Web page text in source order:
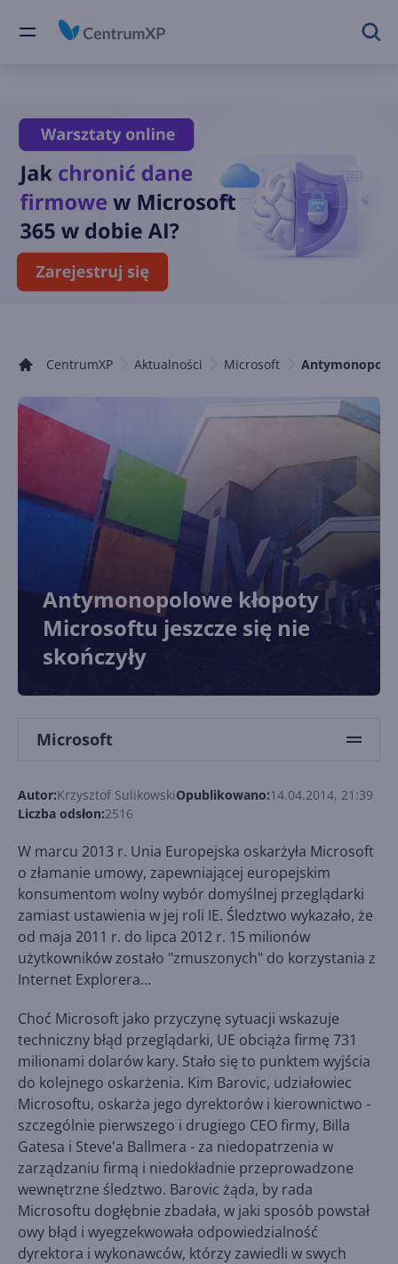
CentrumXP Aktualności Microsoft
Antymonopolowe kłopoty
Microsoftu jeszcze się nie
skończyły
Microsoft
Autor:Krzysztof SulikowskiOpublikowano:14.04.2014, 21:39
Liczba odsłon:2516
W marcu 2013 r. Unia Europejska oskarżyła Microsoft
o złamanie umowy, zapewniającej europejskim
konsumentom wolny wybór domyślnej przeglądarki
zamiast ustawienia w jej roli IE. Śledztwo wykazało, że
od maja 2011 r. do lipca 2012 r. 15 milionów
użytkowników zostało "zmuszonych" do korzystania z
Internet Explorera...
Choć Microsoft jako przyczynę sytuacji wskazuje
techniczny błąd przeglądarki, UE obciąża firmę 731
milionami dolarów kary. Stało się to punktem wyjścia
do kolejnego oskarżenia. Kim Barovic, udziałowiec
Microsoftu, oskarża jego dyrektorów i kierownictwo -
szczególnie pierwszego i drugiego CEO firmy, Billa
Gatesa i Steve'a Ballmera - za niedopatrzenia w
zarządzaniu firmą i niedokładnie przeprowadzone
wewnętrzne śledztwo. Barovic żąda, by rada
Microsoftu dogłębnie zbadała, w jaki sposób powstał
owy błąd i wyegzekwowała odpowiedzialność
dyrektora i wykonawców, którzy zawiedli w swych